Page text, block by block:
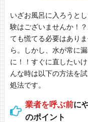
いざお風呂に入ろうと
験はございませんか！
ても慌てる必要はあり
ら。しかし、水が常に
に！！すぐに直したい
んな時は以下の方法を
処法です。
業者を呼ぶ前に
のポイント